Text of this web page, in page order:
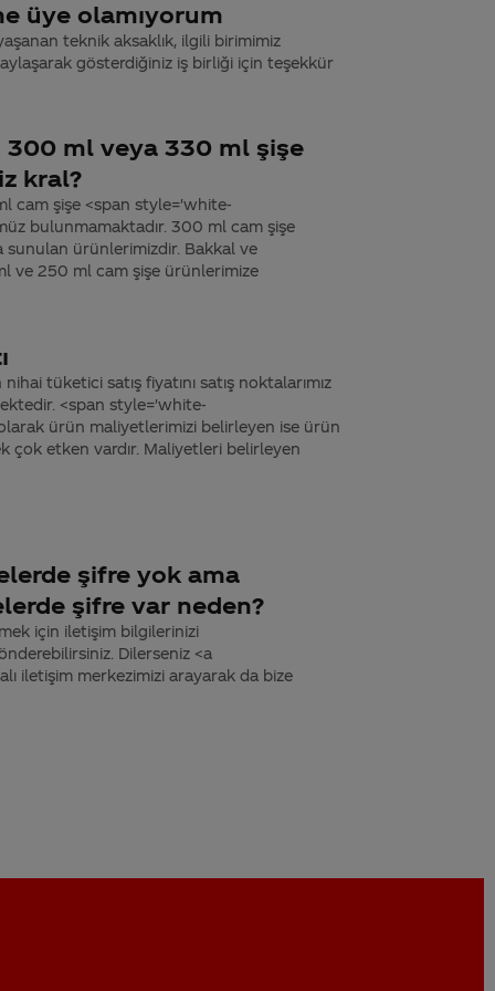
üye olamıyorum
teknik aksaklık, ilgili birimimiz
gösterdiğiniz iş birliği için teşekkür
300 ml veya 330 ml şişe
kral?
cam şişe <span style='white-
bulunmamaktadır. 300 ml cam şişe
sunulan ürünlerimizdir. Bakkal ve
ve 250 ml cam şişe ürünlerimize
tüketici satış fiyatını satış noktalarımız
<span style='white-
ürün maliyetlerimizi belirleyen ise ürün
çok etken vardır. Maliyetleri belirleyen
şifre yok ama
şifre var neden?
için iletişim bilgilerinizi
Dilerseniz <a
iletişim merkezimizi arayarak da bize